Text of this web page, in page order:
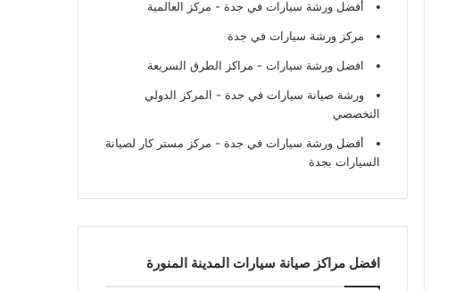
أفضل ورشة سيارات في جدة - مركز العالمية
مركز ورشة سيارات في جدة
افضل ورشة سيارات - مراكز الطرق السريعة
ورشة صيانة سيارات في جدة - المركز الدولي
التخصصي
أفضل ورشة سيارات في جدة - مركز مستر كار لصيانة
السيارات بجدة
افضل مراكز صيانة سيارات المدينة المنورة